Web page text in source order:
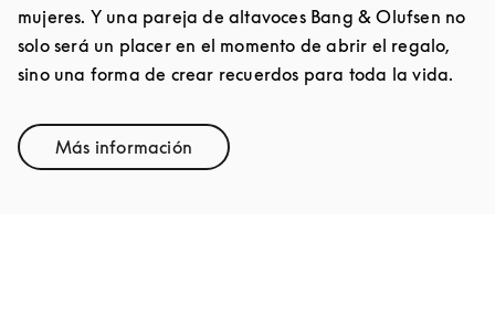
mujeres. Y una pareja de altavoces Bang & Olufsen no
solo será un placer en el momento de abrir el regalo,
sino una forma de crear recuerdos para toda la vida.
Más informaciónLink Opens in New Tab